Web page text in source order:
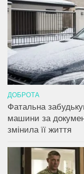
ДОБРОТА
Фатальна
машини за
змінила її життя